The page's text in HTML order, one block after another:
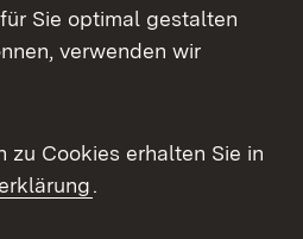
Datenschutz
Sie optimal gestalten
verwenden wir
zu Cookies erhalten Sie in
.